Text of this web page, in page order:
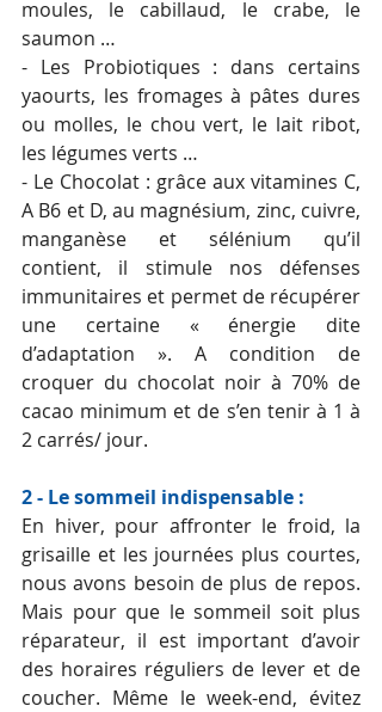
moules, le cabillaud, le crabe, le
saumon …
- Les Probiotiques : dans certains
yaourts, les fromages à pâtes dures
ou molles, le chou vert, le lait ribot,
les légumes verts …
- Le Chocolat : grâce aux vitamines C,
A B6 et D, au magnésium, zinc, cuivre,
manganèse et sélénium qu’il
contient, il stimule nos défenses
immunitaires et permet de récupérer
une certaine « énergie dite
d’adaptation ». A condition de
croquer du chocolat noir à 70% de
cacao minimum et de s’en tenir à 1 à
2 carrés/ jour.
2 - Le sommeil indispensable :
En hiver, pour affronter le froid, la
grisaille et les journées plus courtes,
nous avons besoin de plus de repos.
Mais pour que le sommeil soit plus
réparateur, il est important d’avoir
des horaires réguliers de lever et de
coucher. Même le week-end, évitez